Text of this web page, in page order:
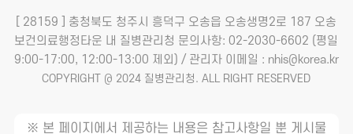
[ 28159 ] 충청북도 청주시 흥덕구 오송읍 오송생명2로 187 오송
보건의료행정타운 내 질병관리청 문의사항: 02-2030-6602 (평일
9:00-17:00, 12:00-13:00 제외) / 관리자 이메일 : nhis@korea.kr
COPYRIGHT @ 2024 질병관리청. ALL RIGHT RESERVED
※ 본 페이지에서 제공하는 내용은 참고사항일 뿐 게시물